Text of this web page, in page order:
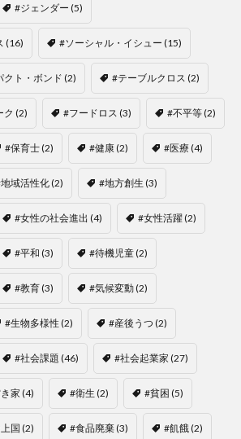
#ジェンダー (5)
(16) #ソーシャル・イシュー (15)
クト・ボンド (2) #テーブルクロス (2)
ク (2) #フードロス (3) #不平等(2)
#保育士(2) #健康(2) #医療(4)
域活性化(2) #地方創生 (3)
#女性の社会進出 (4) #女性活躍(2)
#平和 (3) #待機児童(2)
#教育(3) #気候変動(2)
#生物多様性(2) #産後うつ (2)
#社会課題 (46) #社会起業家 (27)
家(4) #衛生 (2) #貧困 (5)
国(2) #食品廃棄(3) #飢餓 (2)